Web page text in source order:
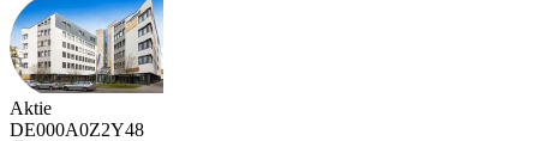
Aktie
DE000A0Z2Y48